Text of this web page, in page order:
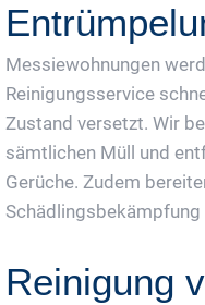
Messiewohnungen
Reinigungsservice
Zustand versetzt. Wir
sämtlichen Müll und
Gerüche. Zudem
Schädlingsbekämpfung
Reinigung